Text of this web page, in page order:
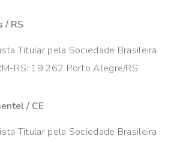
/ RS
Titular pela Sociedade Brasileira
RS: 19.262 Porto Alegre/RS
/ CE
Titular pela Sociedade Brasileira